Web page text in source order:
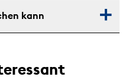
kann